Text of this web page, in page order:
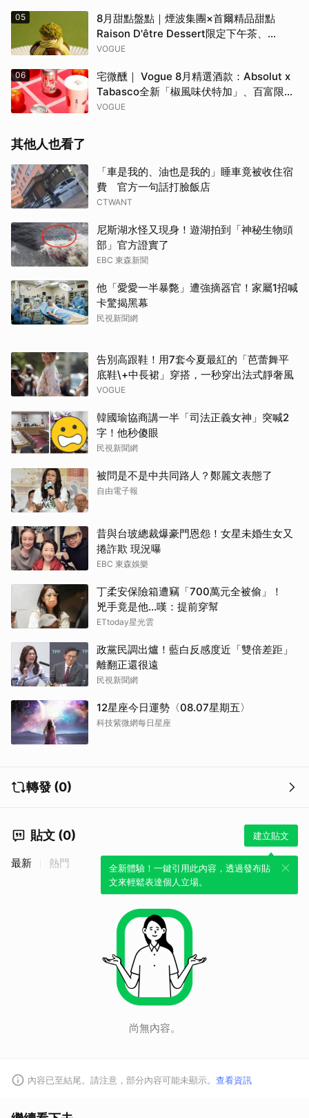
05
8月甜點盤點｜煙波集團×首爾精品甜點
Raison D'être Dessert限定下午茶、
Gelato pique cafe辻利茶舗聯名可麗餅、
VOGUE
06
宅微醺｜ Vogue 8月精選酒款：Absolut x
Tabasco全新「椒風味伏特加」、百富限定
「花時心藝限量禮盒」、WAT x 萬波「紅蘋
VOGUE
其他人也看了
「車是我的、油也是我的」睡車竟被收住宿
費 官方一句話打臉飯店
CTWANT
尼斯湖水怪又現身！遊湖拍到「神秘生物頭
部」官方證實了
EBC 東森新聞
他「愛愛一半暴斃」遭強摘器官！家屬1招喊
卡驚揭黑幕
民視新聞網
告別高跟鞋！用7套今夏最紅的「芭蕾舞平
底鞋\+中長裙」穿搭，一秒穿出法式靜奢風
VOGUE
韓國瑜協商講一半「司法正義女神」突喊2
字！他秒傻眼
民視新聞網
被問是不是中共同路人？鄭麗文表態了
自由電子報
昔與台玻總裁爆豪門恩怨！女星未婚生女又
捲詐欺 現況曝
EBC 東森娛樂
丁柔安保險箱遭竊「700萬元全被偷」！
兇手竟是他...嘆：提前穿幫
ETtoday星光雲
政黨民調出爐！藍白反感度近「雙倍差距」
離翻正還很遠
民視新聞網
12星座今日運勢〈08.07星期五〉
科技紫微網每日星座
轉發 (0)
貼文 (0) 建立貼文
全新體驗！一鍵引用此內容，透過發布貼
文來輕鬆表達個人立場。
最新 熱門
尚無內容。
內容已至結尾。請注意，部分內容可能未顯示。 查看資訊
取消